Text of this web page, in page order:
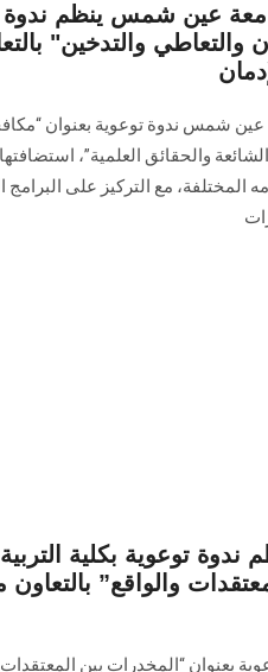
عين شمس ينظم ندوة
والتعاطي والتدخين"
عين شمس ندوة توعوية بعنوان
والحقائق العلمية”، استضافتها
المختلفة، مع التركيز على البرامج
توعوية بكلية التربية
والواقع”
بعنوان “المخدرات بين المعتقدات